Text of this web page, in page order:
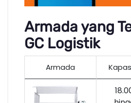
Armada yang
GC Logistik
Armada